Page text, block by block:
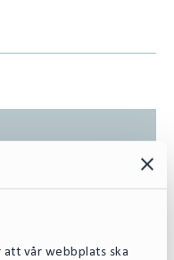
att vår webbplats ska